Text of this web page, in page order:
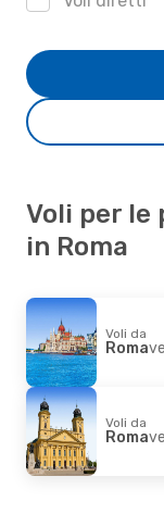
Voli per
in Roma
Voli da
Roma
Voli da
Roma